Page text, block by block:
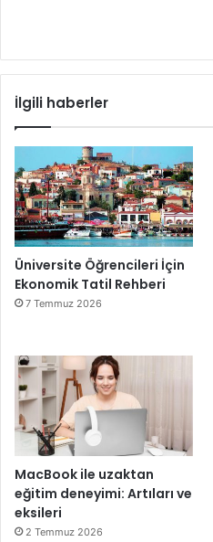
İlgili haberler
Üniversite Öğrencileri İçin
Ekonomik Tatil Rehberi
7 Temmuz 2026
MacBook ile uzaktan
eğitim deneyimi: Artıları ve
eksileri
2 Temmuz 2026